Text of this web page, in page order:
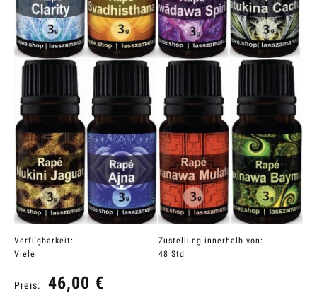
Verfügbarkeit:
Viele
Zustellung innerhalb von:
48 Std
Preis: 46,00 €